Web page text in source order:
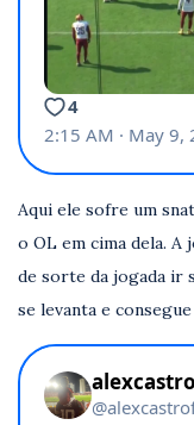
Aqui ele sofre um
o OL em cima dela. A
de sorte da jogada ir
se levanta e